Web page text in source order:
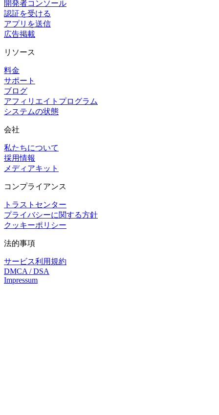
開発者コンソール
認証を受ける
アプリを送信
広告掲載
リソース
料金
サポート
ブログ
アフィリエイトプログラム
システムの状態
会社
私たちについて
採用情報
メディアキット
コンプライアンス
トラストセンター
プライバシーに関する方針
クッキーポリシー
法的事項
サービス利用規約
DMCA / DSA
Impressum